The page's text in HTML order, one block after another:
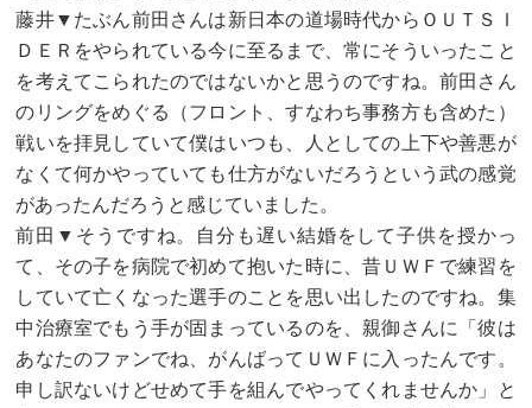
藤井▼たぶん前田さんは新日本の道場時代からＯＵＴＳＩ
ＤＥＲをやられている今に至るまで、常にそういったこと
を考えてこられたのではないかと思うのですね。前田さん
のリングをめぐる（フロント、すなわち事務方も含めた）
戦いを拝見していて僕はいつも、人としての上下や善悪が
なくて何かやっていても仕方がないだろうという武の感覚
があったんだろうと感じていました。
前田▼そうですね。自分も遅い結婚をして子供を授かっ
て、その子を病院で初めて抱いた時に、昔ＵＷＦで練習を
していて亡くなった選手のことを思い出したのですね。集
中治療室でもう手が固まっているのを、親御さんに「彼は
あなたのファンでね、がんばってＵＷＦに入ったんです。
申し訳ないけどせめて手を組んでやってくれませんか」と